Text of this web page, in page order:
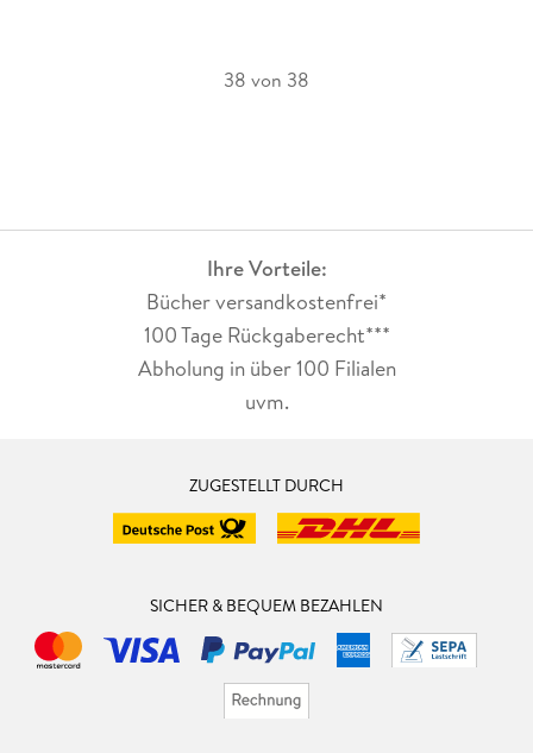
38 von 38
Ihre Vorteile:
Bücher versandkostenfrei*
100 Tage Rückgaberecht***
Abholung in über 100 Filialen
uvm.
ZUGESTELLT DURCH
SICHER & BEQUEM BEZAHLEN